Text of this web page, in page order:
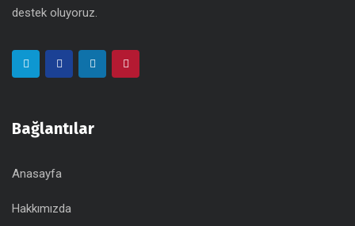
destek oluyoruz.
Bağlantılar
Anasayfa
Hakkımızda